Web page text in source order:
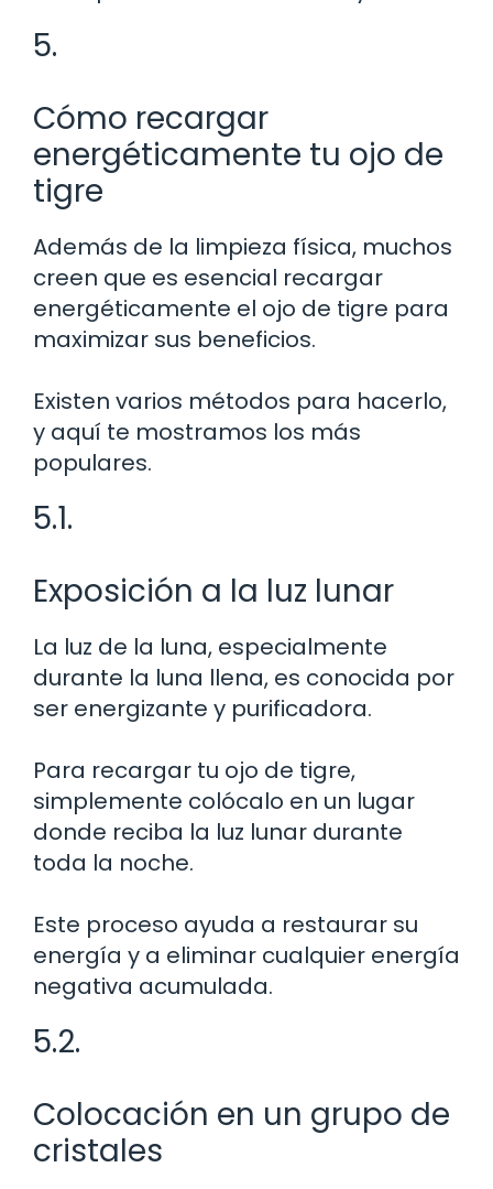
5.
Cómo recargar
energéticamente tu ojo de
tigre
Además de la limpieza física, muchos
creen que es esencial recargar
energéticamente el ojo de tigre para
maximizar sus beneficios.
Existen varios métodos para hacerlo,
y aquí te mostramos los más
populares.
5.1.
Exposición a la luz lunar
La luz de la luna, especialmente
durante la luna llena, es conocida por
ser energizante y purificadora.
Para recargar tu ojo de tigre,
simplemente colócalo en un lugar
donde reciba la luz lunar durante
toda la noche.
Este proceso ayuda a restaurar su
energía y a eliminar cualquier energía
negativa acumulada.
5.2.
Colocación en un grupo de
cristales